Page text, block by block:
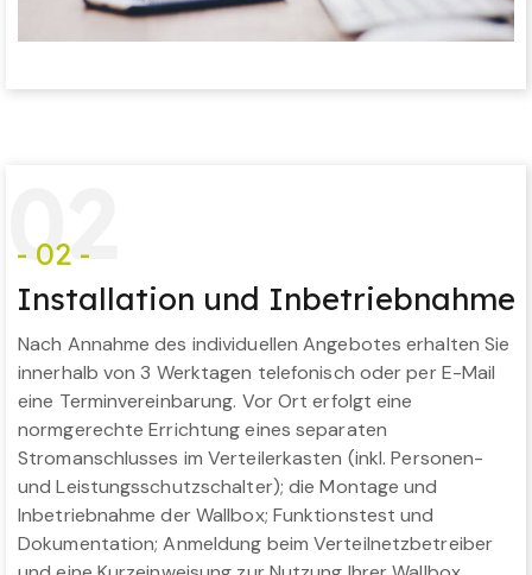
02
- 02 -
Installation und Inbetriebnahme
Nach Annahme des individuellen Angebotes erhalten Sie
innerhalb von 3 Werktagen telefonisch oder per E-Mail
eine Terminvereinbarung. Vor Ort erfolgt eine
normgerechte Errichtung eines separaten
Stromanschlusses im Verteilerkasten (inkl. Personen-
und Leistungsschutzschalter); die Montage und
Inbetriebnahme der Wallbox; Funktionstest und
Dokumentation; Anmeldung beim Verteilnetzbetreiber